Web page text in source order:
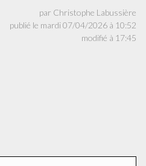
par Christophe Labussière
publié le mardi 07/04/2026 à 10:52
modifié à 17:45